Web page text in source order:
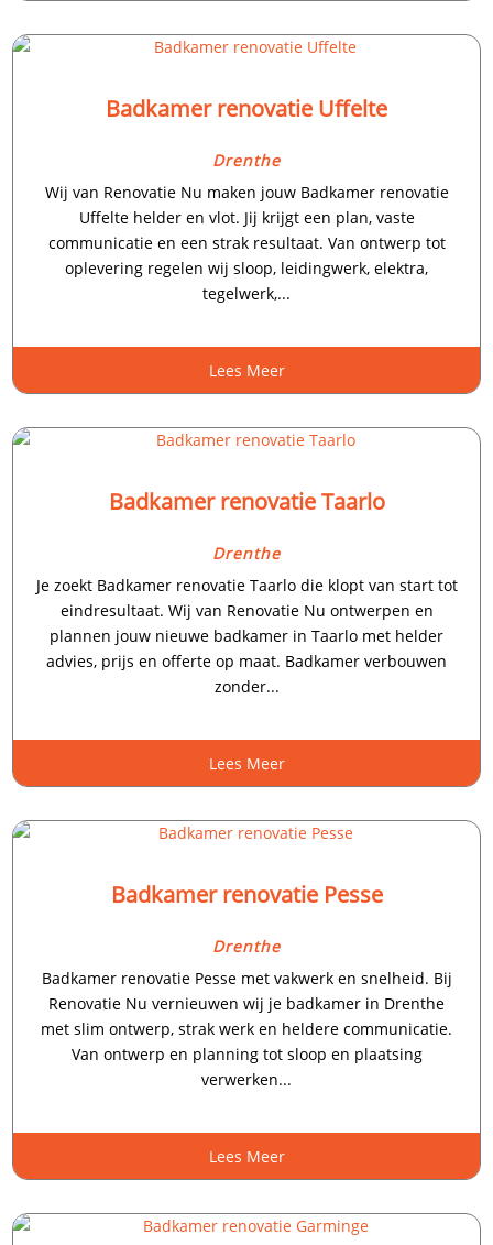
Badkamer renovatie Uffelte
Drenthe
Wij van Renovatie Nu maken jouw Badkamer renovatie
Uffelte helder en vlot. Jij krijgt een plan, vaste
communicatie en een strak resultaat. Van ontwerp tot
oplevering regelen wij sloop, leidingwerk, elektra,
tegelwerk,...
Lees Meer
Badkamer renovatie Taarlo
Drenthe
Je zoekt Badkamer renovatie Taarlo die klopt van start tot
eindresultaat. Wij van Renovatie Nu ontwerpen en
plannen jouw nieuwe badkamer in Taarlo met helder
advies, prijs en offerte op maat. Badkamer verbouwen
zonder...
Lees Meer
Badkamer renovatie Pesse
Drenthe
Badkamer renovatie Pesse met vakwerk en snelheid. Bij
Renovatie Nu vernieuwen wij je badkamer in Drenthe
met slim ontwerp, strak werk en heldere communicatie.
Van ontwerp en planning tot sloop en plaatsing
verwerken...
Lees Meer